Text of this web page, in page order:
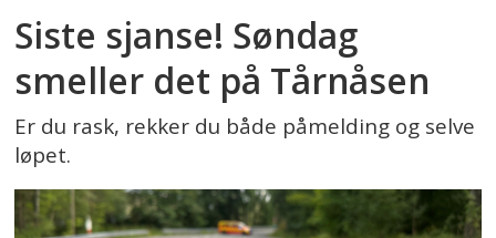
Siste sjanse! Søndag
smeller det på Tårnåsen
Er du rask, rekker du både påmelding og selve
løpet.